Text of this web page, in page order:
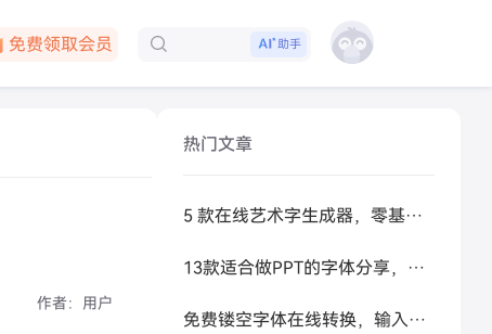
免费领取会员
助手
作者： 用户
热门文章
5 款在线艺术字生成器，零基础做高级感标题
13款适合做PPT的字体分享，让你的PPT更好看
免费镂空字体在线转换，输入文字秒生成可复制空心艺术字